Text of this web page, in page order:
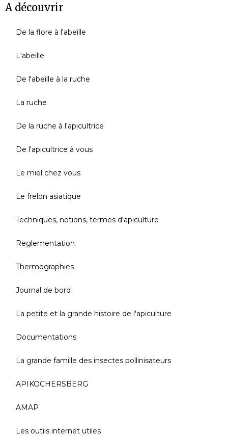
A découvrir
De la flore à l'abeille
L'abeille
De l'abeille à la ruche
La ruche
De la ruche à l'apicultrice
De l'apicultrice à vous
Le miel chez vous
Le frelon asiatique
Techniques, notions, termes d'apiculture
Reglementation
Thermographies
Journal de bord
La petite et la grande histoire de l'apiculture
Documentations
La grande famille des insectes pollinisateurs
APIKOCHERSBERG
AMAP
Les outils internet utiles